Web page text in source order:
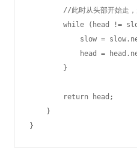
//此时从头部开始走
while (head !=
slow =
head =
        }
        return head;
    }